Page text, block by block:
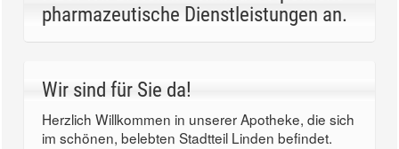
pharmazeutische Dienstleistungen an.
Wir sind für Sie da!
Herzlich Willkommen in unserer Apotheke, die sich
im schönen, belebten Stadtteil Linden befindet.